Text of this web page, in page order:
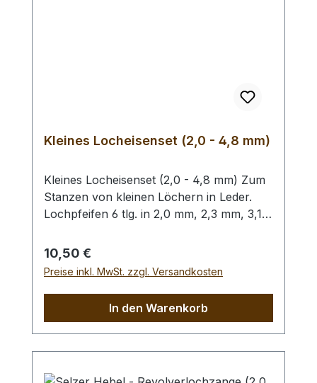
Kleines Locheisenset (2,0 - 4,8 mm)
Kleines Locheisenset (2,0 - 4,8 mm) Zum
Stanzen von kleinen Löchern in Leder.
Lochpfeifen 6 tlg. in 2,0 mm, 2,3 mm, 3,1
benutzen Sie zum Schlagen unbedingt
einen geeigneten Hammer (keinen
Stahlhammer) und eine geeignete
eine Beschädigung des Werkzeugs
auszuschliessen, siehe Zubehör.
Regulärer Preis:
10,50 €
Preise inkl. MwSt. zzgl. Versandkosten
In den Warenkorb